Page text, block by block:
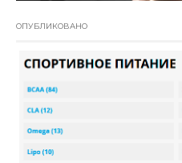
ОПУБЛИКОВАНО